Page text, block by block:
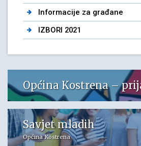
Informacije za građane
IZBORI 2021
Općina Kostrena –
Savjet mladih
Općina Kostrena